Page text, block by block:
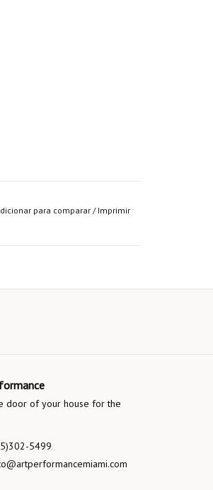
para comparar / Imprimir
door of your house for the
5499